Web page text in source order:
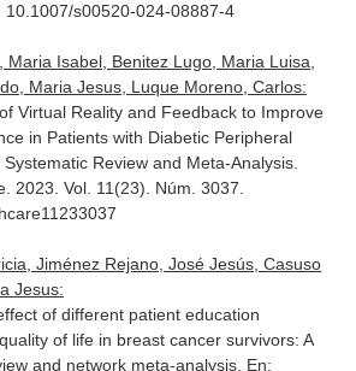
10.1007/s00520-024-08887-4
Maria Isabel, Benitez Lugo, Maria Luisa,
Maria Jesus, Luque Moreno, Carlos:
Virtual Reality and Feedback to Improve
in Patients with Diabetic Peripheral
Review and Meta-Analysis.
. 2023. Vol. 11(23). Núm. 3037.
Jiménez Rejano, José Jesús, Casuso
Jesus:
of different patient education
of life in breast cancer survivors: A
and network meta-analysis. En: